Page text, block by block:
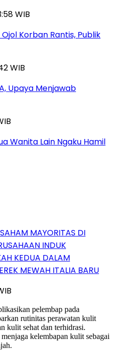
WIB
Korban Rantis, Publik
WIB
Upaya Menjawab
Wanita Lain Ngaku Hamil
MAYORITAS DI
INDUK
KEDUA DALAM
MEWAH ITALIA BARU